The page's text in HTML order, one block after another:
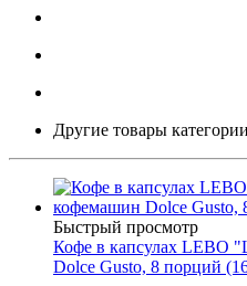
Другие товары категории
Быстрый просмотр
Кофе в капсулах LEBO
Dolce Gusto, 8 порций